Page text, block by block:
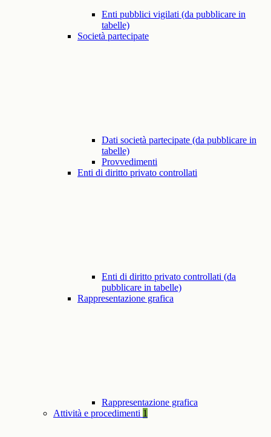
Enti pubblici vigilati (da pubblicare in
tabelle)
Società partecipate
Dati società partecipate (da pubblicare in
tabelle)
Provvedimenti
Enti di diritto privato controllati
Enti di diritto privato controllati (da
pubblicare in tabelle)
Rappresentazione grafica
Rappresentazione grafica
Attività e procedimenti 1